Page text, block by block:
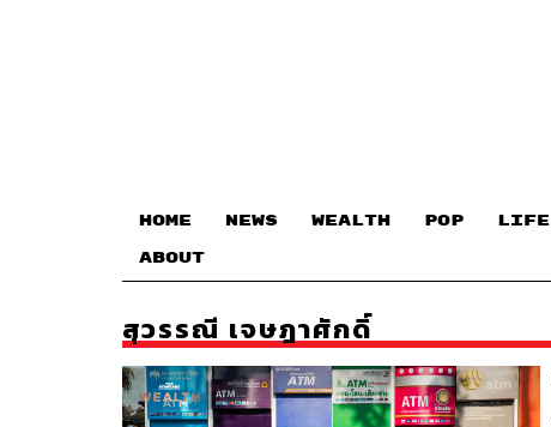
HOME NEWS WEALTH POP LIFE
ABOUT
สุวรรณี เจษฎาศักดิ์